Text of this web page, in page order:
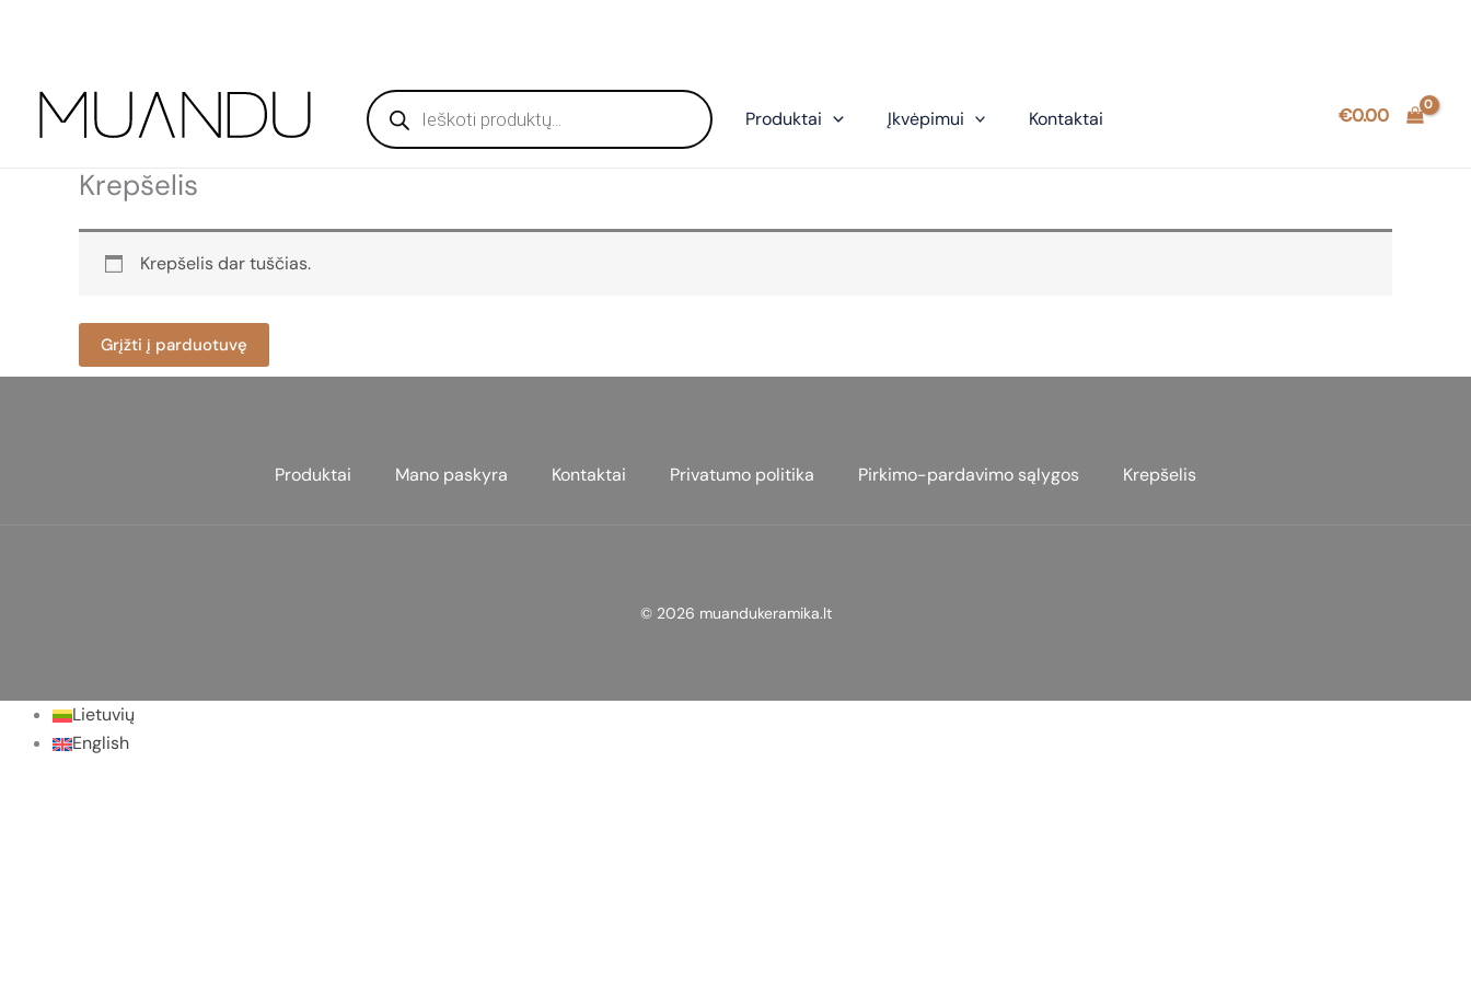
turinio
Produktų
paieška Produktai Įkvėpimui Kontaktai €0.00
Krepšelis
Krepšelis dar tuščias.
Grįžti į parduotuvę
Produktai Mano paskyra Kontaktai Privatumo politika Pirkimo-pardavimo sąlygos Krepšelis
© 2026 muandukeramika.lt
Lietuvių
English